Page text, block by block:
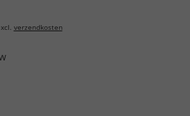
verzendkosten